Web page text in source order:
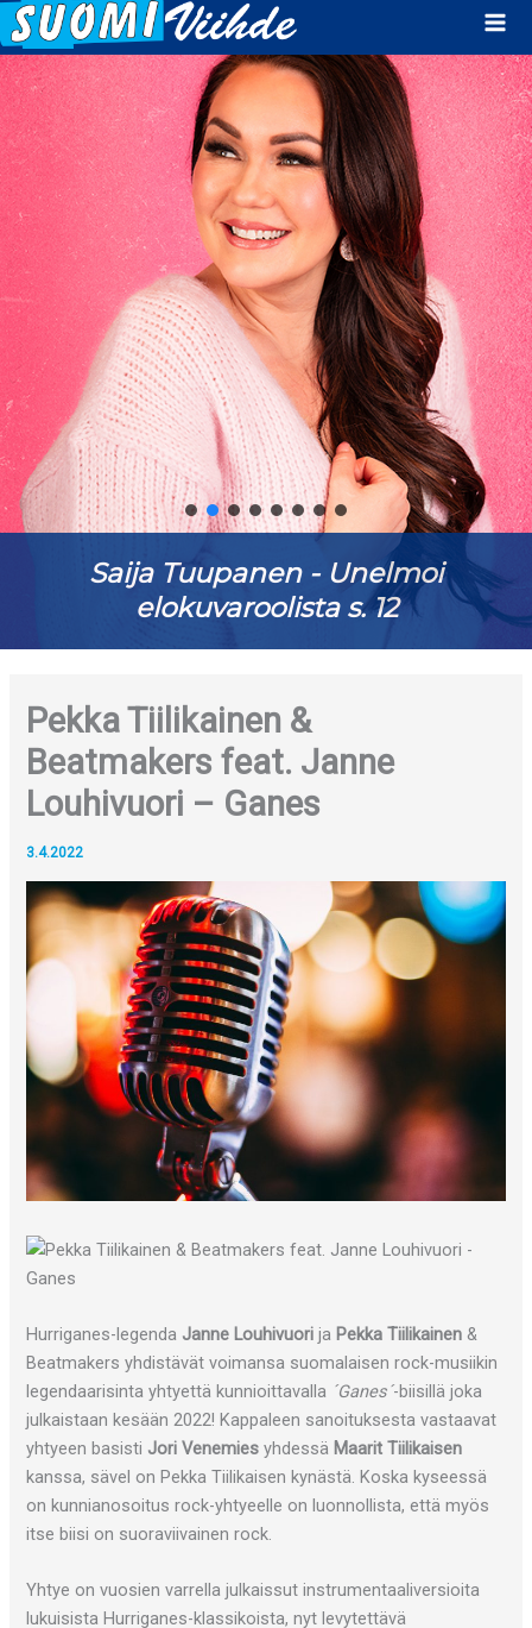
Saija Tuupanen - Unelmoi
elokuvaroolista s. 12
Pekka Tiilikainen &
Beatmakers feat. Janne
Louhivuori – Ganes
3.4.2022
Hurriganes-legenda Janne Louhivuori ja Pekka Tiilikainen &
Beatmakers yhdistävät voimansa suomalaisen rock-musiikin
legendaarisinta yhtyettä kunnioittavalla ´Ganes´-biisillä joka
julkaistaan kesään 2022! Kappaleen sanoituksesta vastaavat
yhtyeen basisti Jori Venemies yhdessä Maarit Tiilikaisen
kanssa, sävel on Pekka Tiilikaisen kynästä. Koska kyseessä
on kunnianosoitus rock-yhtyeelle on luonnollista, että myös
itse biisi on suoraviivainen rock.
Yhtye on vuosien varrella julkaissut instrumentaaliversioita
lukuisista Hurriganes-klassikoista, nyt levytettävä